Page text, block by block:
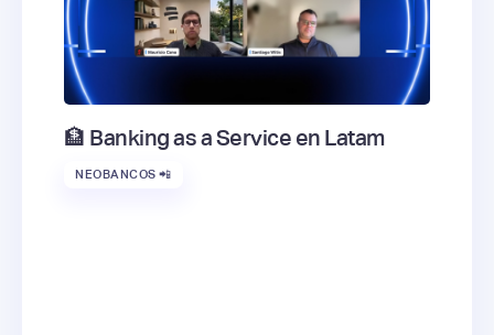
🏦 Banking as a Service en Latam
NEOBANCOS 📲